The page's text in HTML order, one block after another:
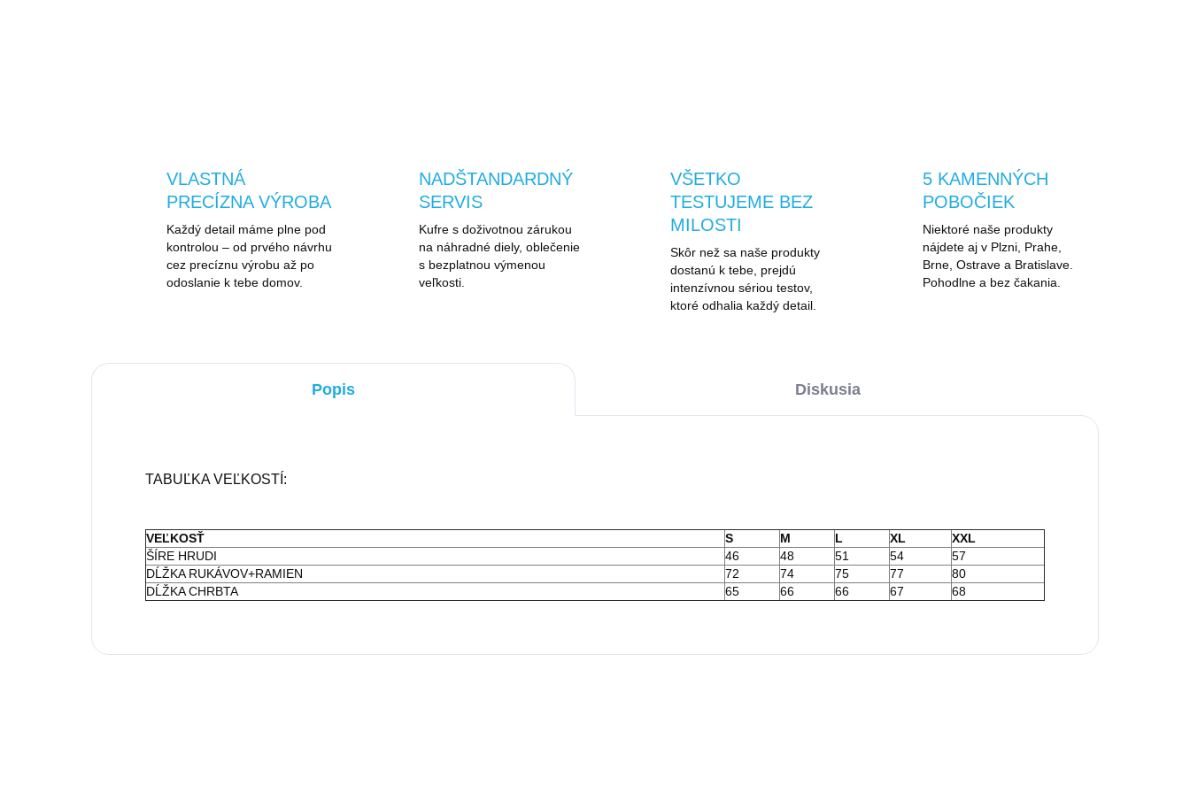
VLASTNÁ
PRECÍZNA VÝROBA
Každý detail máme plne pod
kontrolou – od prvého návrhu
cez precíznu výrobu až po
odoslanie k tebe domov.
NADŠTANDARDNÝ
SERVIS
Kufre s doživotnou zárukou
na náhradné diely, oblečenie
s bezplatnou výmenou
veľkosti.
VŠETKO
TESTUJEME BEZ
MILOSTI
Skôr než sa naše produkty
dostanú k tebe, prejdú
intenzívnou sériou testov,
ktoré odhalia každý detail.
5 KAMENNÝCH
POBOČIEK
Niektoré naše produkty
nájdete aj v Plzni, Prahe,
Brne, Ostrave a Bratislave.
Pohodlne a bez čakania.
Popis Diskusia
TABUĽKA VEĽKOSTÍ:
VEĽKOSŤ S M L XL
XXL
ŠÍRE HRUDI
46 48 51 54
57
DĹŽKA RUKÁVOV+RAMIEN
72 74 75 77
80
DĹŽKA CHRBTA
65 66 66 67 68